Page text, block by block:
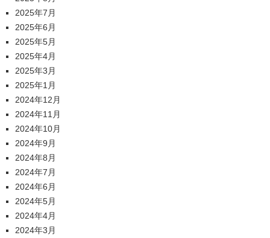
2025年7月
2025年6月
2025年5月
2025年4月
2025年3月
2025年1月
2024年12月
2024年11月
2024年10月
2024年9月
2024年8月
2024年7月
2024年6月
2024年5月
2024年4月
2024年3月